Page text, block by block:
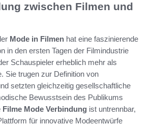
zwischen Filmen und
Mode in Filmen hat eine faszinierende
in den ersten Tagen der Filmindustrie
Schauspieler erheblich mehr als
Sie trugen zur Definition von
setzten gleichzeitig gesellschaftliche
Bewusstsein des Publikums
Filme Mode Verbindung ist untrennbar,
für innovative Modeentwürfe